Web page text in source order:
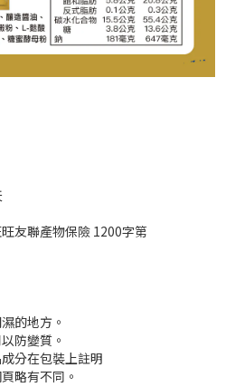
友聯產物保險 1200字第
的地方。
防變質。
分在包裝上註明
略有不同。